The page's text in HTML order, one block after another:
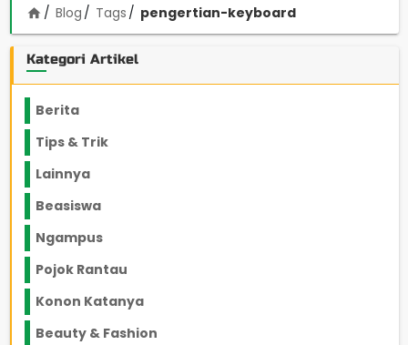
home Blog Tags pengertian-keyboard
Kategori Artikel
Berita
Tips & Trik
Lainnya
Beasiswa
Ngampus
Pojok Rantau
Konon Katanya
Beauty & Fashion